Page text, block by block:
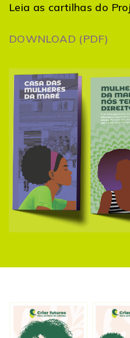
Leia as cartilhas do
DOWNLOAD (PDF)